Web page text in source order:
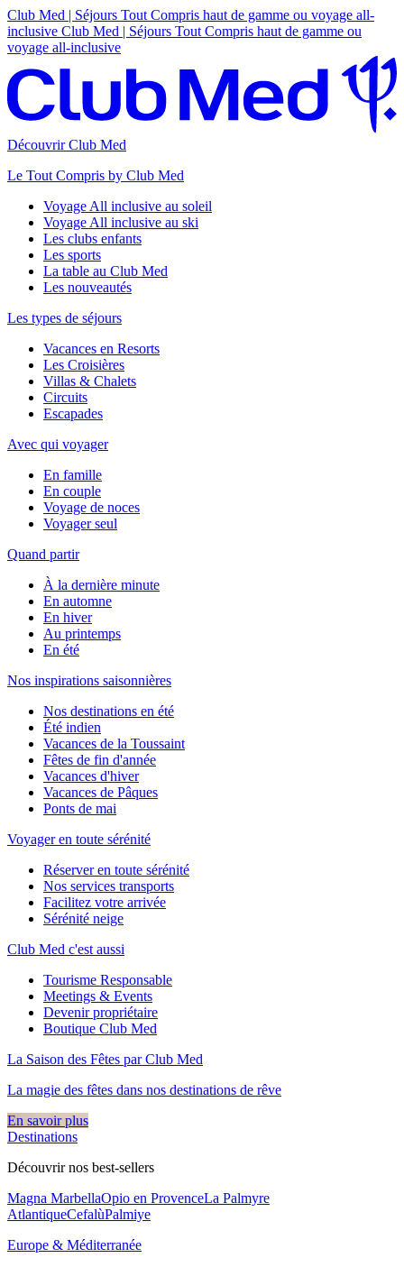
Club Med | Séjours Tout Compris haut de gamme ou voyage all-
inclusive Club Med | Séjours Tout Compris haut de gamme ou
voyage all-inclusive
Découvrir Club Med
Le Tout Compris by Club Med
Voyage All inclusive au soleil
Voyage All inclusive au ski
Les clubs enfants
Les sports
La table au Club Med
Les nouveautés
Les types de séjours
Vacances en Resorts
Les Croisières
Villas & Chalets
Circuits
Escapades
Avec qui voyager
En famille
En couple
Voyage de noces
Voyager seul
Quand partir
À la dernière minute
En automne
En hiver
Au printemps
En été
Nos inspirations saisonnières
Nos destinations en été
Été indien
Vacances de la Toussaint
Fêtes de fin d'année
Vacances d'hiver
Vacances de Pâques
Ponts de mai
Voyager en toute sérénité
Réserver en toute sérénité
Nos services transports
Facilitez votre arrivée
Sérénité neige
Club Med c'est aussi
Tourisme Responsable
Meetings & Events
Devenir propriétaire
Boutique Club Med
La Saison des Fêtes par Club Med
La magie des fêtes dans nos destinations de rêve​
En savoir plus
Destinations
Découvrir nos best-sellers
Magna MarbellaOpio en ProvenceLa Palmyre
AtlantiqueCefalùPalmiye
Europe & Méditerranée